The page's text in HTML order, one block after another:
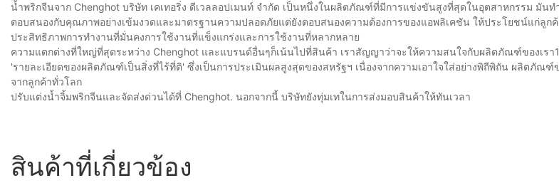
น้ำพริกจีนจาก Chenghot บริษัท เคเทอริ่ง ดีเวลลอปเมนท์ จำกัด เป็นหนึ่งในผลิตภัณฑ์ที่มีการแข่งขันสูงที่สุดในอุตสาหกรรม มันท
ตอบสนองกับคุณภาพอย่างเข้มงวดและมาตรฐานความปลอดภัยแต่ยังตอบสนองความต้องการของแอพลิเคชัน ให้ประโยชน์แก่ลูก
ประสิทธิภาพการทำงานที่มั่นคงการใช้งานที่แข็งแกร่งและการใช้งานที่หลากหลาย
ความแตกต่างที่ใหญ่ที่สุดระหว่าง Chenghot และแบรนด์อื่นๆก็เน้นไปที่สินค้า เราสัญญาว่าจะให้ความสนใจกับผลิตภัณฑ์ของเรา
'รายละเอียดของผลิตภัณฑ์เป็นสิ่งที่ไร้ที่ติ' ซึ่งเป็นการประเมินผลสูงสุดของสหรัฐฯ เนื่องจากความเอาใจใส่อย่างพิถีพิถัน ผลิตภัณฑ์
จากลูกค้าทั่วโลก
ปรับแต่งน้ำจิ้มพริกจีนและจัดส่งด่วนได้ที่ Chenghot. นอกจากนี้ บริษัทยังทุ่มเทในการส่งมอบสินค้าให้ทันเวลา
สินค้าที่เกี่ยวข้อง